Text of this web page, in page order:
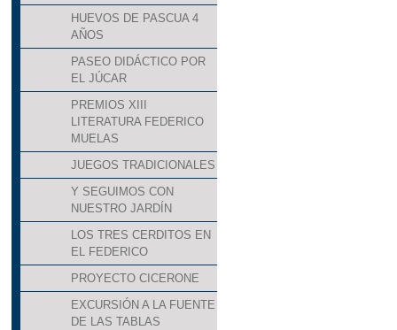
HUEVOS DE PASCUA 4
AÑOS
PASEO DIDÁCTICO POR
EL JÚCAR
PREMIOS XIII
LITERATURA FEDERICO
MUELAS
JUEGOS TRADICIONALES
Y SEGUIMOS CON
NUESTRO JARDÍN
LOS TRES CERDITOS EN
EL FEDERICO
PROYECTO CICERONE
EXCURSIÓN A LA FUENTE
DE LAS TABLAS